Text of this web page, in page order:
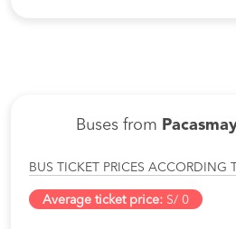
Buses from
BUS TICKET PRICES ACCORDING
Average ticket price: S/ 0